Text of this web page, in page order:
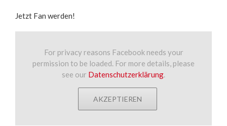
Jetzt Fan werden!
For privacy reasons Facebook needs your
permission to be loaded. For more details, please
see our Datenschutzerklärung.
AKZEPTIEREN